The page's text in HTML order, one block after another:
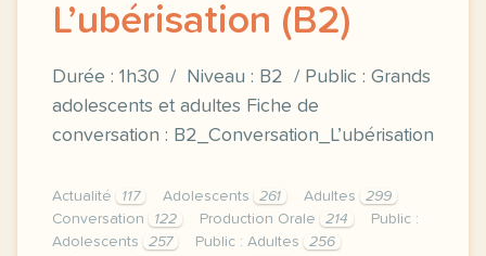
L’ubérisation (B2)
Durée : 1h30 / Niveau : B2 / Public : Grands
adolescents et adultes Fiche de
conversation : B2_Conversation_L’ubérisation
Actualité 117 Adolescents 261 Adultes
299
Conversation
122 Production Orale 214
Public :
Adolescents
257 Public : Adultes
256